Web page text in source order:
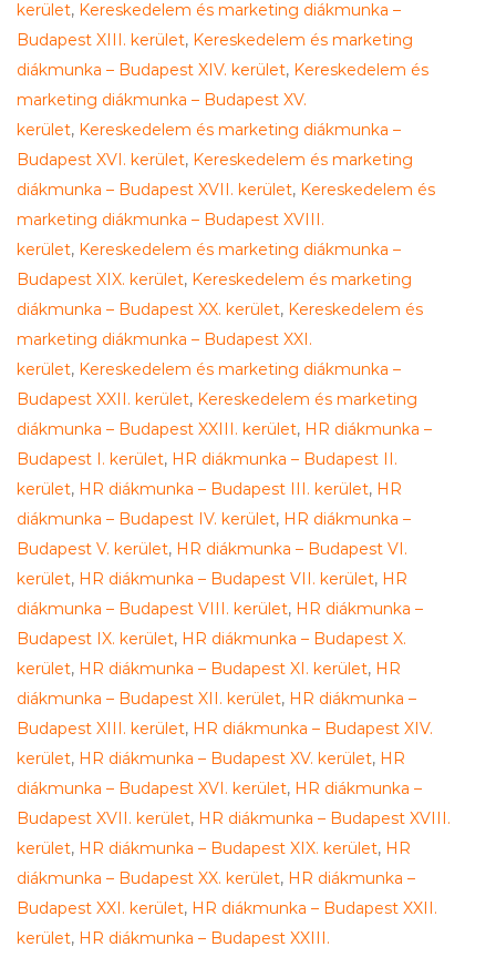
kerület, Kereskedelem és marketing diákmunka –
Budapest XIII. kerület, Kereskedelem és marketing
diákmunka – Budapest XIV. kerület, Kereskedelem és
marketing diákmunka – Budapest XV.
kerület, Kereskedelem és marketing diákmunka –
Budapest XVI. kerület, Kereskedelem és marketing
diákmunka – Budapest XVII. kerület, Kereskedelem és
marketing diákmunka – Budapest XVIII.
kerület, Kereskedelem és marketing diákmunka –
Budapest XIX. kerület, Kereskedelem és marketing
diákmunka – Budapest XX. kerület, Kereskedelem és
marketing diákmunka – Budapest XXI.
kerület, Kereskedelem és marketing diákmunka –
Budapest XXII. kerület, Kereskedelem és marketing
diákmunka – Budapest XXIII. kerület, HR diákmunka –
Budapest I. kerület, HR diákmunka – Budapest II.
kerület, HR diákmunka – Budapest III. kerület, HR
diákmunka – Budapest IV. kerület, HR diákmunka –
Budapest V. kerület, HR diákmunka – Budapest VI.
kerület, HR diákmunka – Budapest VII. kerület, HR
diákmunka – Budapest VIII. kerület, HR diákmunka –
Budapest IX. kerület, HR diákmunka – Budapest X.
kerület, HR diákmunka – Budapest XI. kerület, HR
diákmunka – Budapest XII. kerület, HR diákmunka –
Budapest XIII. kerület, HR diákmunka – Budapest XIV.
kerület, HR diákmunka – Budapest XV. kerület, HR
diákmunka – Budapest XVI. kerület, HR diákmunka –
Budapest XVII. kerület, HR diákmunka – Budapest XVIII.
kerület, HR diákmunka – Budapest XIX. kerület, HR
diákmunka – Budapest XX. kerület, HR diákmunka –
Budapest XXI. kerület, HR diákmunka – Budapest XXII.
kerület, HR diákmunka – Budapest XXIII.